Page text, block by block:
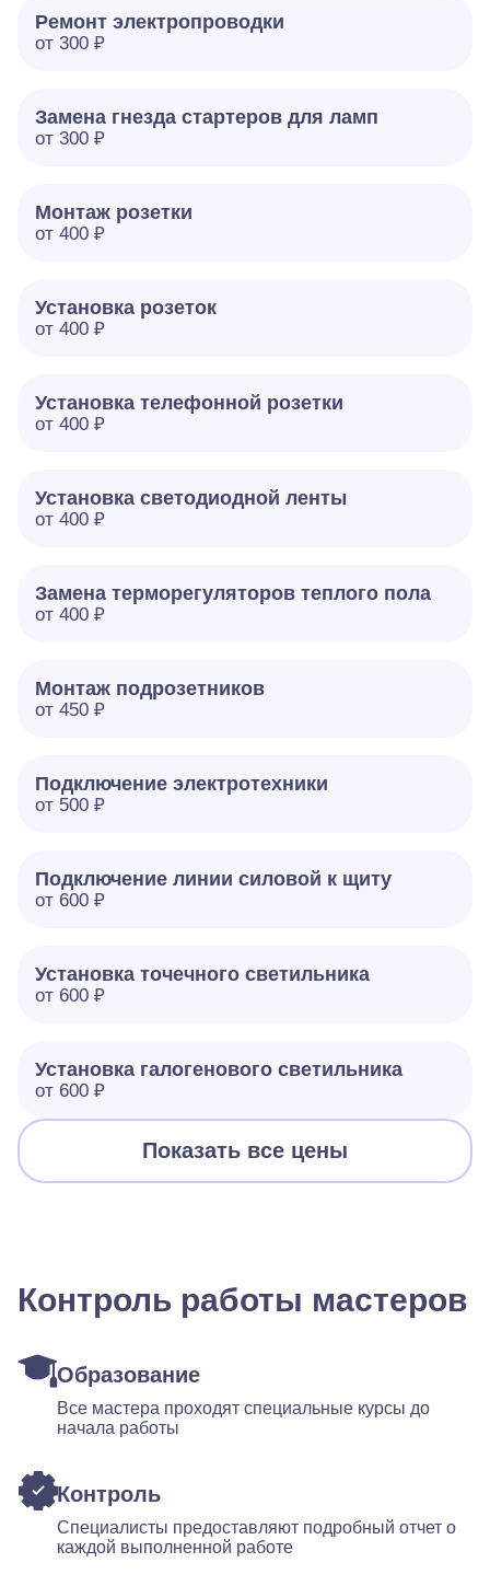
Ремонт электропроводки
от 300 ₽
Замена гнезда стартеров для ламп
от 300 ₽
Монтаж розетки
от 400 ₽
Установка розеток
от 400 ₽
Установка телефонной розетки
от 400 ₽
Установка светодиодной ленты
от 400 ₽
Замена терморегуляторов теплого пола
от 400 ₽
Монтаж подрозетников
от 450 ₽
Подключение электротехники
от 500 ₽
Подключение линии силовой к щиту
от 600 ₽
Установка точечного светильника
от 600 ₽
Установка галогенового светильника
от 600 ₽
Показать все цены
Контроль работы мастеров
Образование
Все мастера проходят специальные курсы до
начала работы
Контроль
Специалисты предоставляют подробный отчет о
каждой выполненной работе